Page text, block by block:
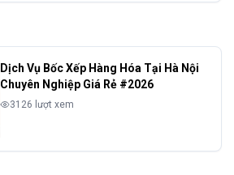
Dịch Vụ Bốc Xếp Hàng Hóa Tại Hà Nội
Chuyên Nghiệp Giá Rẻ #2026
3126 lượt xem